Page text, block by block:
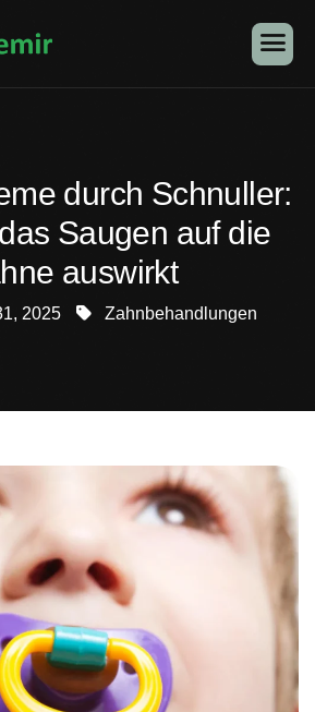
durch Schnuller:
Saugen auf die
auswirkt
2025 Zahnbehandlungen